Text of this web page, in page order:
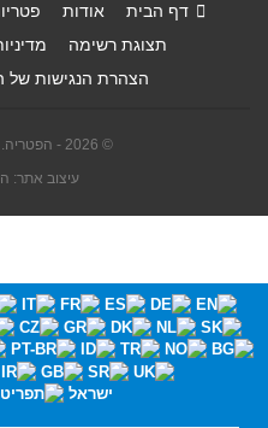
דף הבית אודות
תצוגת רשימה
הצהרת הנגישות של
© 2026 - הפטריה. כל הזכויות שמורות.
עיצוב אתר:
ישראל